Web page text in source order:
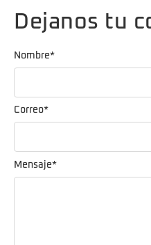
Dejanos tu
Mensaje*
Nombre*
Correo*